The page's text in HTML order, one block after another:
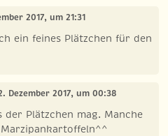
2017, um 21:31
ein feines Plätzchen für den
Dezember 2017, um 00:38
der Plätzchen mag. Manche